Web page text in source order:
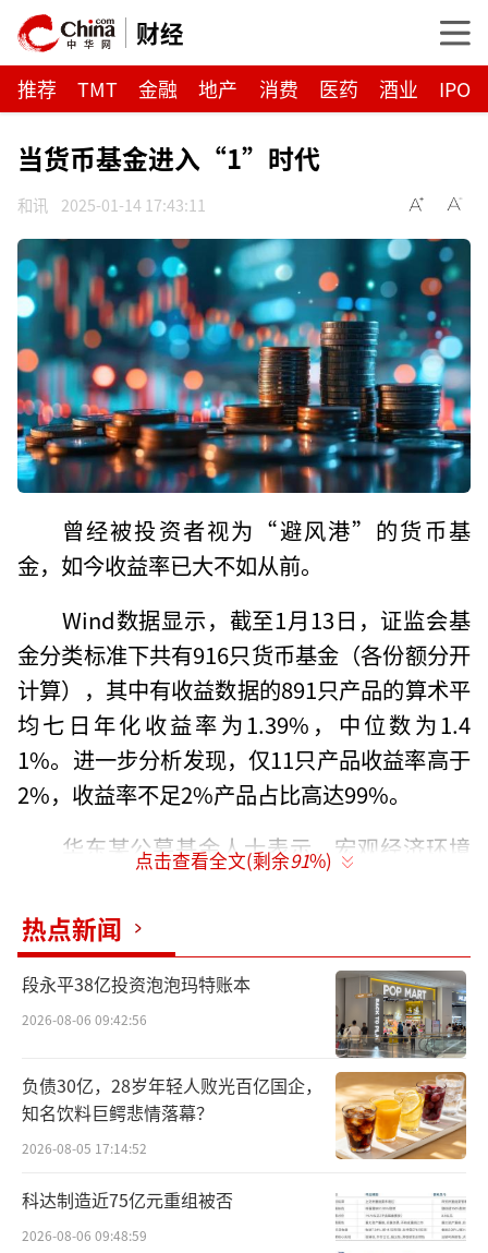
财经
推荐 TMT 金融 地产 消费 医药 酒业 IPO
当货币基金进入“1”时代
和讯 2025-01-14 17:43:11
曾经被投资者视为“避风港”的货币基
金，如今收益率已大不如从前。
Wind数据显示，截至1月13日，证监会基
金分类标准下共有916只货币基金（各份额分开
计算），其中有收益数据的891只产品的算术平
均七日年化收益率为1.39%，中位数为1.4
1%。进一步分析发现，仅11只产品收益率高于
2%，收益率不足2%产品占比高达99%。
华东某公募基金人士表示，宏观经济环境
变化，市场流动性较为宽松，货币市场利率随
之下降，货币基金主要投资于货币市场工具，
如短期国债、银行定期存款、大额存单等，这
些基础资产的收益率下降，导致货币基金的收
益也跟着下降。
时间进入2025年，在“适度宽松”的货币
政策主基调下，降准、降息被认为是势在必
行。“在利率持续下行的情况下，货币基金收
研究员娄飞鹏指出。
点击查看全文(剩余91%)
热点新闻
段永平38亿投资泡泡玛特账本
2026-08-06 09:42:56
负债30亿，28岁年轻人败光百亿国企，
知名饮料巨鳄悲情落幕？
2026-08-05 17:14:52
科达制造近75亿元重组被否
2026-08-06 09:48:59